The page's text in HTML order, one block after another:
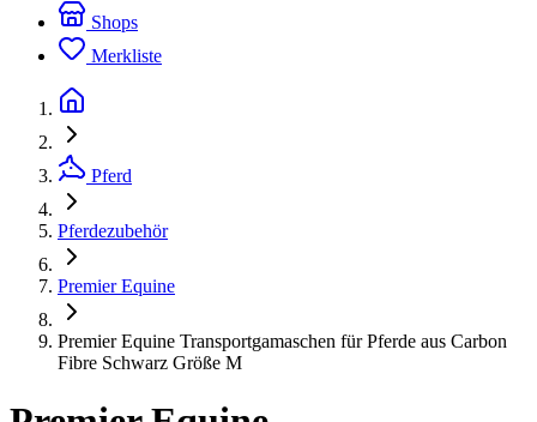
Shops
Merkliste
Pferd
Pferdezubehör
Premier Equine
Premier Equine Transportgamaschen für Pferde aus Carbon
Fibre Schwarz Größe M